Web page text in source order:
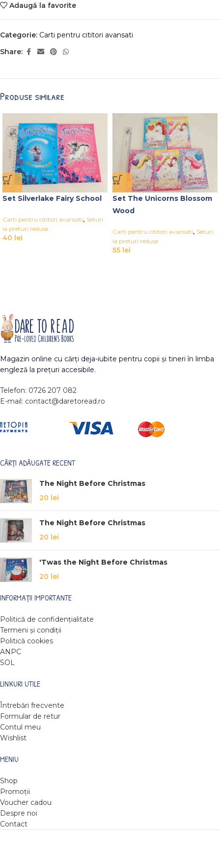
Adaugă la favorite
Categorie: Carti pentru cititori avansati
Share:
Produse similare
Set Silverlake Fairy School
Carti pentru cititori avansati, Seturi
la preturi reduse
40 lei
Set The Unicorns Blossom
Wood
Carti pentru cititori avansati, Seturi
la preturi reduse
55 lei
Magazin online cu cărți deja-iubite pentru copii și tineri în limba
engleză la prețuri accesibile.
Telefon: 0726 207 082
E-mail: contact@daretoread.ro
CĂRȚI ADĂUGATE RECENT
The Night Before Christmas
20 lei
The Night Before Christmas
20 lei
'Twas the Night Before Christmas
20 lei
INFORMAȚII IMPORTANTE
Politică de confidențialitate
Termeni și condiții
Politică cookies
ANPC
SOL
LINKURI UTILE
Întrebări frecvente
Formular de retur
Contul meu
Wishlist
MENIU
Shop
Promoții
Voucher cadou
Despre noi
Contact